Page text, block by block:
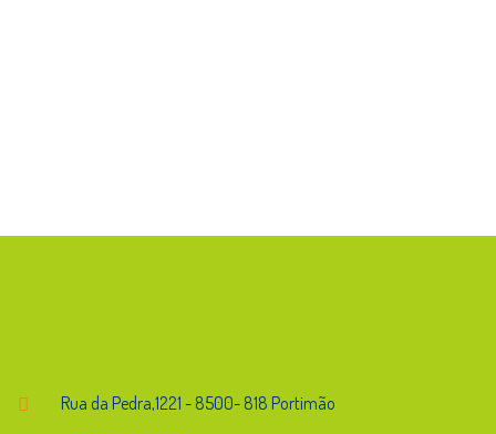
Rua da Pedra,1221 - 8500- 818 Portimão